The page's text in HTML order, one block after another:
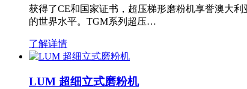
获得了CE和国家证书，超压梯形磨粉机享誉澳大
的世界水平。TGM系列超压…
了解详情
LUM 超细立式磨粉机